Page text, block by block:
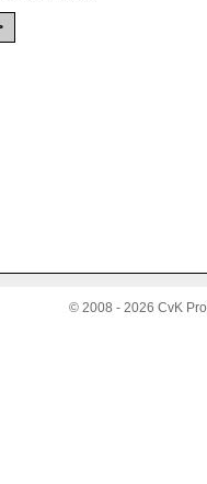
© 2008 - 2026 CvK